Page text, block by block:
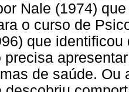
Nale (1974)
o curso de
que
precisa
de saúde. Ou